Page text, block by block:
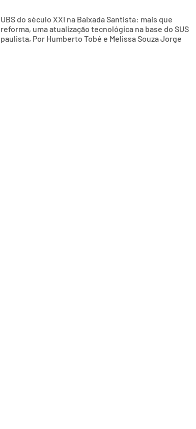
UBS do século XXI na Baixada Santista: mais que
reforma, uma atualização tecnológica na base do SUS
paulista, Por Humberto Tobé e Melissa Souza Jorge